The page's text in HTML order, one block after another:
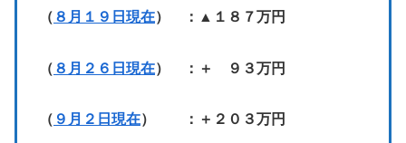
（ ８月１９日現在） ：▲１８７万円
（ ８月２６日現在） ：＋ ９３万円
（ ９月２日現在） ：＋２０３万円